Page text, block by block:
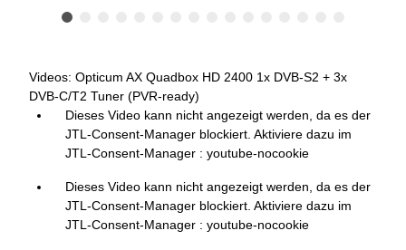
Videos: Opticum AX Quadbox HD 2400 1x DVB-S2 + 3x
DVB-C/T2 Tuner (PVR-ready)
Dieses Video kann nicht angezeigt werden, da es der
JTL-Consent-Manager blockiert. Aktiviere dazu im
JTL-Consent-Manager : youtube-nocookie
Dieses Video kann nicht angezeigt werden, da es der
JTL-Consent-Manager blockiert. Aktiviere dazu im
JTL-Consent-Manager : youtube-nocookie